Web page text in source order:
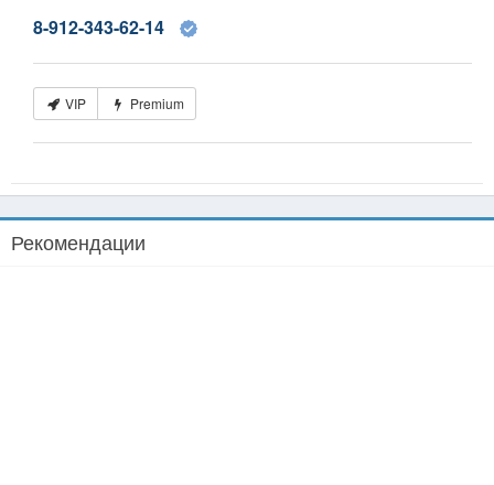
8-912-343-62-14
VIP Premium
Рекомендации